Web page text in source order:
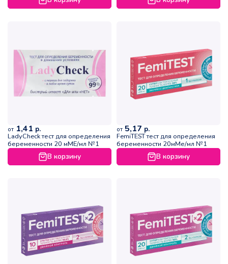
от 1,41 р.
LadyCheck тест для определения
беременности 20 мМЕ/мл №1
В корзину
от 5,17 р.
FemiTEST тест для определения
беременности 20мМе/мл №1
В корзину